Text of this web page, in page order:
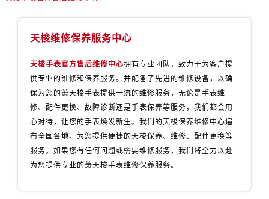
山西省阳泉市郊区平阳东街与新城大道交叉口售后服务中心（需提前预约）
天梭维修保养服务中心
天梭手表官方售后维修中心拥有专业团队，致力于为客户提
供专业的维修和保养服务。并配备了先进的维修设备，以确
保为您的萧天梭手表提供一流的维修服务，无论是手表维
修、配件更换、故障诊断还是手表保养等服务，我们都会用
心对待，让您的手表焕发新生。我们的天梭保养维修中心遍
布全国各地，为您提供便捷的天梭保养、维修、配件更换等
服务。如果您有任何问题或需要维修服务，我们将全力以赴
为您提供专业的萧天梭手表维修保养服务。